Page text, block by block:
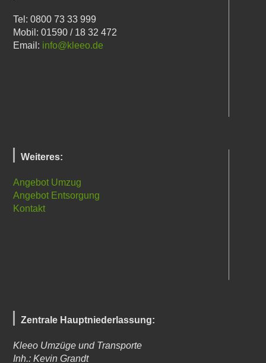
Tel: 0800 73 33 999
Mobil: 01590 / 18 32 472
Email: info@kleeo.de
Weiteres:
Angebot Umzug
Angebot Entsorgung
Kontakt
Zentrale Hauptniederlassung:
Kleeo Umzüge und Transporte
Inh.: Kevin Grandt